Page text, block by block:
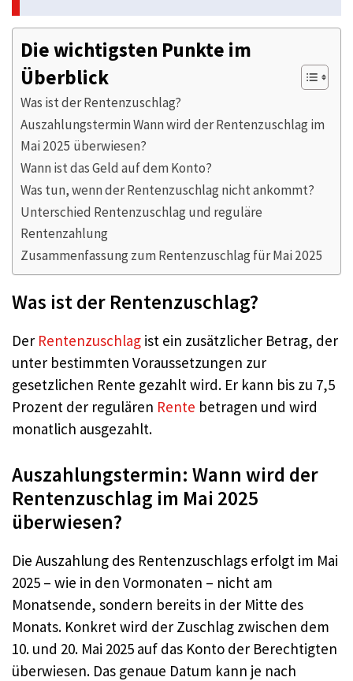
Die wichtigsten Punkte im
Überblick
Was ist der Rentenzuschlag?
Auszahlungstermin Wann wird der Rentenzuschlag im
Mai 2025 überwiesen?
Wann ist das Geld auf dem Konto?
Was tun, wenn der Rentenzuschlag nicht ankommt?
Unterschied Rentenzuschlag und reguläre
Rentenzahlung
Zusammenfassung zum Rentenzuschlag für Mai 2025
Was ist der Rentenzuschlag?
Der Rentenzuschlag ist ein zusätzlicher Betrag, der
unter bestimmten Voraussetzungen zur
gesetzlichen Rente gezahlt wird. Er kann bis zu 7,5
Prozent der regulären Rente betragen und wird
monatlich ausgezahlt.
Auszahlungstermin: Wann wird der
Rentenzuschlag im Mai 2025
überwiesen?
Die Auszahlung des Rentenzuschlags erfolgt im Mai
2025 – wie in den Vormonaten – nicht am
Monatsende, sondern bereits in der Mitte des
Monats. Konkret wird der Zuschlag zwischen dem
10. und 20. Mai 2025 auf das Konto der Berechtigten
überwiesen. Das genaue Datum kann je nach